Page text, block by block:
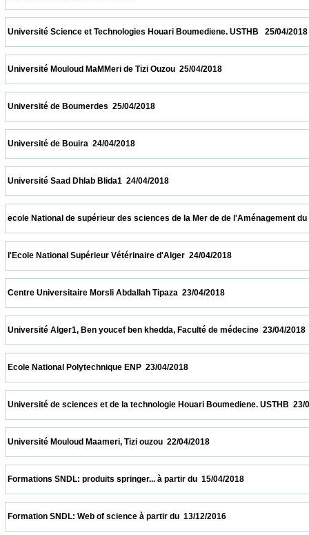
Université Science et Technologies Houari Boumediene. USTHB
Université Mouloud MaMMeri de Tizi Ouzou  25/04/2018
Université de Boumerdes  25/04/2018
Université de Bouira  24/04/2018
Université Saad Dhlab Blida1  24/04/2018
ecole National de supérieur des sciences de la Mer de de
l'Ecole National Supérieur Vétérinaire d'Alger  24/04/2018
Centre Universitaire Morsli Abdallah Tipaza  23/04/2018
Université Alger1, Ben youcef ben khedda, Faculté de médecine
Ecole National Polytechnique ENP  23/04/2018
Université de sciences et de la technologie Houari Boumediene.
Université Mouloud Maameri, Tizi ouzou  22/04/2018
Formations SNDL: produits springer... à partir du  15/04/2018
Formation SNDL: Web of science à partir du  13/12/2016